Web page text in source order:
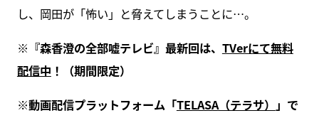
し、岡田が「怖い」と脅えてしまうことに…。
※『森香澄の全部嘘テレビ』最新回は、 TVerにて無料
配信中 ！（期間限定）
※動画配信プラットフォーム「TELASA（テラサ） 」で